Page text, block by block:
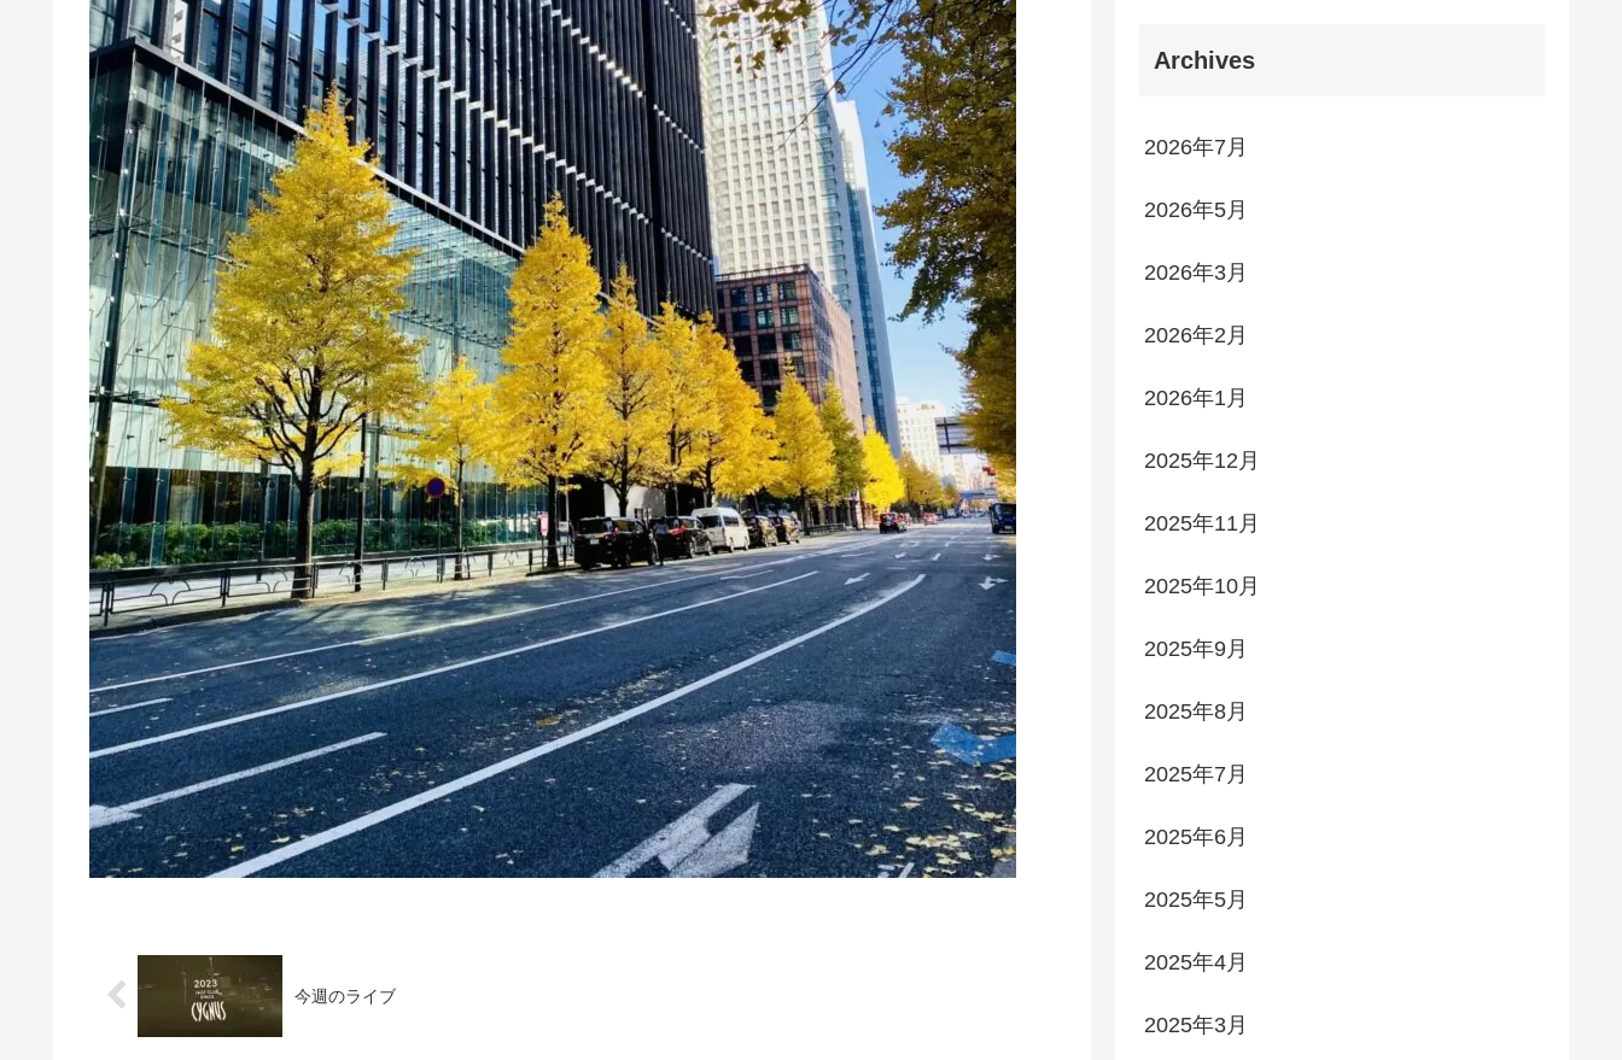
今週のライブ
Archives
2026年7月
2026年5月
2026年3月
2026年2月
2026年1月
2025年12月
2025年11月
2025年10月
2025年9月
2025年8月
2025年7月
2025年6月
2025年5月
2025年4月
2025年3月